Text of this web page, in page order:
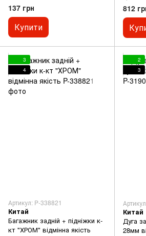
137 грн
Купити
812
3
4
Артикул: P-338821
Китай
Багажник задній + підніжки к-
кт "ХРОМ" відмінна якість
2
3
Китай
Дуга
28мм